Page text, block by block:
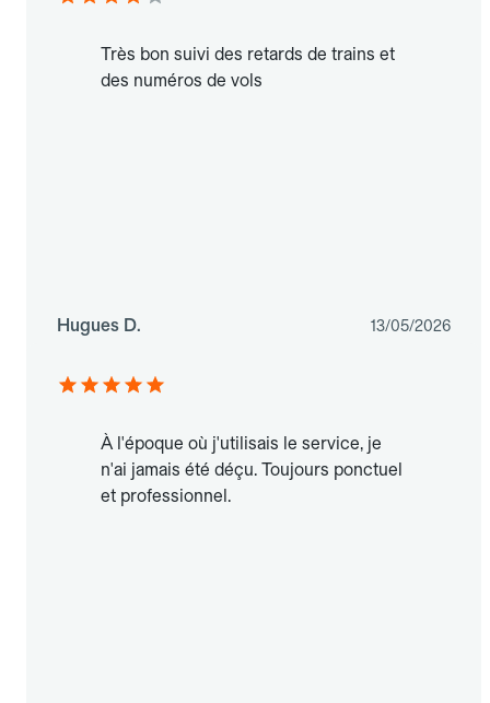
Très bon suivi des retards de trains et
des numéros de vols
Hugues D. 13/05/2026
À l'époque où j'utilisais le service, je
n'ai jamais été déçu. Toujours ponctuel
et professionnel.